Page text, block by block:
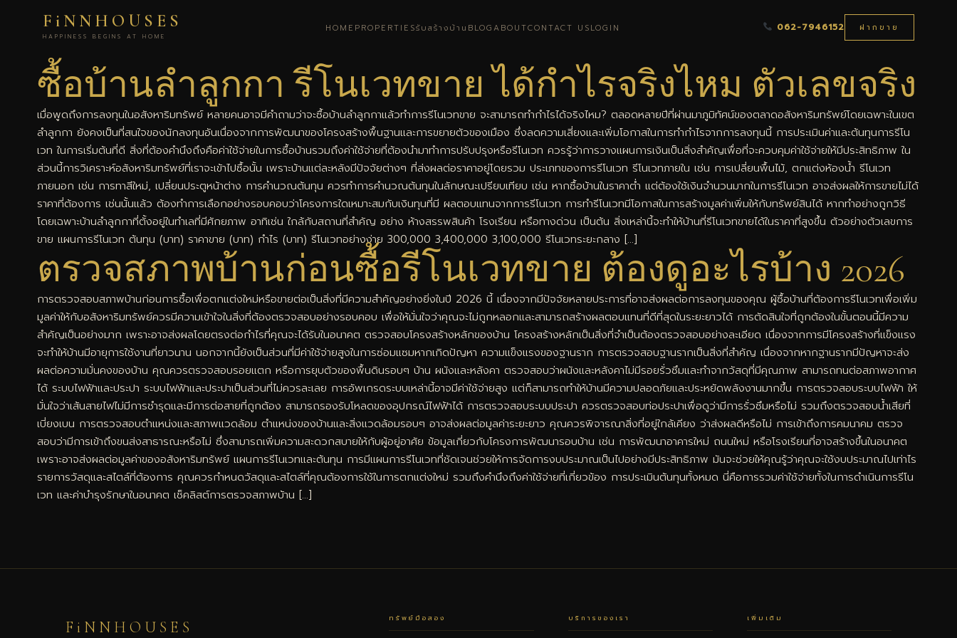
FiNNHOUSES
HAPPINESS BEGINS AT HOME
HOME PROPERTIESรับสร้างบ้าน BLOGABOUTCONTACT USLOGIN 062-7946152 ฝากขาย
ซื้อบ้านลำลูกกา รีโนเวทขาย ได้กำไรจริงไหม ตัวเลขจริง
เมื่อพูดถึงการลงทุนในอสังหาริมทรัพย์ หลายคนอาจมีคำถามว่าจะซื้อบ้านลำลูกกาแล้วทำการรีโนเวทขาย จะสามารถทำกำไรได้จริงไหม? ตลอดหลายปีที่ผ่านมาภูมิทัศน์ของตลาดอสังหาริมทรัพย์โดยเฉพาะในเขต
ลำลูกกา ยังคงเป็นที่สนใจของนักลงทุนอันเนื่องจากการพัฒนาของโครงสร้างพื้นฐานและการขยายตัวของเมือง ซึ่งลดความเสี่ยงและเพิ่มโอกาสในการทำกำไรจากการลงทุนนี้ การประเมินค่าและต้นทุนการรีโน
เวท ในการเริ่มต้นที่ดี สิ่งที่ต้องคำนึงถึงคือค่าใช้จ่ายในการซื้อบ้านรวมถึงค่าใช้จ่ายที่ต้องนำมาทำการปรับปรุงหรือรีโนเวท ควรรู้ว่าการวางแผนการเงินเป็นสิ่งสำคัญเพื่อที่จะควบคุมค่าใช้จ่ายให้มีประสิทธิภาพ ใน
ส่วนนี้การวิเคราะห์อสังหาริมทรัพย์ที่เราจะเข้าไปซื้อนั้น เพราะบ้านแต่ละหลังมีปัจจัยต่างๆ ที่ส่งผลต่อราคาอยู่โดยรวม ประเภทของการรีโนเวท รีโนเวทภายใน เช่น การเปลี่ยนพื้นไม้, ตกแต่งห้องน้ำ รีโนเวท
ภายนอก เช่น การทาสีใหม่, เปลี่ยนประตูหน้าต่าง การคำนวณต้นทุน ควรทำการคำนวณต้นทุนในลักษณะเปรียบเทียบ เช่น หากซื้อบ้านในราคาต่ำ แต่ต้องใช้เงินจำนวนมากในการรีโนเวท อาจส่งผลให้การขายไม่ได้
ราคาที่ต้องการ เช่นนั้นแล้ว ต้องทำการเลือกอย่างรอบคอบว่าโครงการใดเหมาะสมกับเงินทุนที่มี ผลตอบแทนจากการรีโนเวท การทำรีโนเวทมีโอกาสในการสร้างมูลค่าเพิ่มให้กับทรัพย์สินได้ หากทำอย่างถูกวิธี
โดยเฉพาะบ้านลำลูกกาที่ตั้งอยู่ในทำเลที่มีศักยภาพ อาทิเช่น ใกล้กับสถานที่สำคัญ อย่าง ห้างสรรพสินค้า โรงเรียน หรือทางด่วน เป็นต้น สิ่งเหล่านี้จะทำให้บ้านที่รีโนเวทขายได้ในราคาที่สูงขึ้น ตัวอย่างตัวเลขการ
ขาย แผนการรีโนเวท ต้นทุน (บาท) ราคาขาย (บาท) กำไร (บาท) รีโนเวทอย่างง่าย 300,000 3,400,000 3,100,000 รีโนเวทระยะกลาง […]
ตรวจสภาพบ้านก่อนซื้อรีโนเวทขาย ต้องดูอะไรบ้าง 2026
การตรวจสอบสภาพบ้านก่อนการซื้อเพื่อตกแต่งใหม่หรือขายต่อเป็นสิ่งที่มีความสำคัญอย่างยิ่งในปี 2026 นี้ เนื่องจากมีปัจจัยหลายประการที่อาจส่งผลต่อการลงทุนของคุณ ผู้ซื้อบ้านที่ต้องการรีโนเวทเพื่อเพิ่ม
มูลค่าให้กับอสังหาริมทรัพย์ควรมีความเข้าใจในสิ่งที่ต้องตรวจสอบอย่างรอบคอบ เพื่อให้มั่นใจว่าคุณจะไม่ถูกหลอกและสามารถสร้างผลตอบแทนที่ดีที่สุดในระยะยาวได้ การตัดสินใจที่ถูกต้องในขั้นตอนนี้มีความ
สำคัญเป็นอย่างมาก เพราะอาจส่งผลโดยตรงต่อกำไรที่คุณจะได้รับในอนาคต ตรวจสอบโครงสร้างหลักของบ้าน โครงสร้างหลักเป็นสิ่งที่จำเป็นต้องตรวจสอบอย่างละเอียด เนื่องจากการมีโครงสร้างที่แข็งแรง
จะทำให้บ้านมีอายุการใช้งานที่ยาวนาน นอกจากนี้ยังเป็นส่วนที่มีค่าใช้จ่ายสูงในการซ่อมแซมหากเกิดปัญหา ความแข็งแรงของฐานราก การตรวจสอบฐานรากเป็นสิ่งที่สำคัญ เนื่องจากหากฐานรากมีปัญหาจะส่ง
ผลต่อความมั่นคงของบ้าน คุณควรตรวจสอบรอยแตก หรือการยุบตัวของพื้นดินรอบๆ บ้าน ผนังและหลังคา ตรวจสอบว่าผนังและหลังคาไม่มีรอยรั่วซึมและทำจากวัสดุที่มีคุณภาพ สามารถทนต่อสภาพอากาศ
ได้ ระบบไฟฟ้าและประปา ระบบไฟฟ้าและประปาเป็นส่วนที่ไม่ควรละเลย การอัพเกรดระบบเหล่านี้อาจมีค่าใช้จ่ายสูง แต่ก็สามารถทำให้บ้านมีความปลอดภัยและประหยัดพลังงานมากขึ้น การตรวจสอบระบบไฟฟ้า ให้
มั่นใจว่าเส้นสายไฟไม่มีการชำรุดและมีการต่อสายที่ถูกต้อง สามารถรองรับโหลดของอุปกรณ์ไฟฟ้าได้ การตรวจสอบระบบประปา ควรตรวจสอบท่อประปาเพื่อดูว่ามีการรั่วซึมหรือไม่ รวมถึงตรวจสอบน้ำเสียที่
เบี่ยงเบน การตรวจสอบตำแหน่งและสภาพแวดล้อม ตำแหน่งของบ้านและสิ่งแวดล้อมรอบๆ อาจส่งผลต่อมูลค่าระยะยาว คุณควรพิจารณาสิ่งที่อยู่ใกล้เคียง ว่าส่งผลดีหรือไม่ การเข้าถึงการคมนาคม ตรวจ
สอบว่ามีการเข้าถึงขนส่งสาธารณะหรือไม่ ซึ่งสามารถเพิ่มความสะดวกสบายให้กับผู้อยู่อาศัย ข้อมูลเกี่ยวกับโครงการพัฒนารอบบ้าน เช่น การพัฒนาอาคารใหม่ ถนนใหม่ หรือโรงเรียนที่อาจสร้างขึ้นในอนาคต
เพราะอาจส่งผลต่อมูลค่าของอสังหาริมทรัพย์ แผนการรีโนเวทและต้นทุน การมีแผนการรีโนเวทที่ชัดเจนช่วยให้การจัดการงบประมาณเป็นไปอย่างมีประสิทธิภาพ มันจะช่วยให้คุณรู้ว่าคุณจะใช้งบประมาณไปเท่าไร
รายการวัสดุและสไตล์ที่ต้องการ คุณควรกำหนดวัสดุและสไตล์ที่คุณต้องการใช้ในการตกแต่งใหม่ รวมถึงคำนึงถึงค่าใช้จ่ายที่เกี่ยวข้อง การประเมินต้นทุนทั้งหมด นี่คือการรวมค่าใช้จ่ายทั้งในการดำเนินการรีโน
เวท และค่าบำรุงรักษาในอนาคต เช็คลิสต์การตรวจสภาพบ้าน […]
FiNNHOUSES ทรัพย์มือสอง บริการของเรา เพิ่มเติม